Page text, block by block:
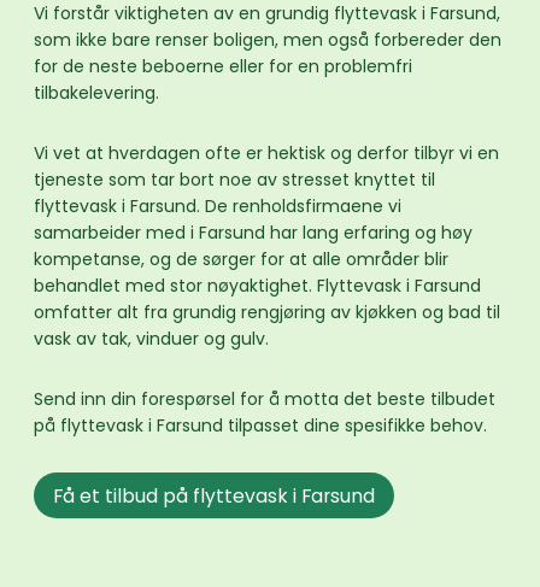
Vi forstår viktigheten av en grundig flyttevask i Farsund,
som ikke bare renser boligen, men også forbereder den
for de neste beboerne eller for en problemfri
tilbakelevering.
Vi vet at hverdagen ofte er hektisk og derfor tilbyr vi en
tjeneste som tar bort noe av stresset knyttet til
flyttevask i Farsund. De renholdsfirmaene vi
samarbeider med i Farsund har lang erfaring og høy
kompetanse, og de sørger for at alle områder blir
behandlet med stor nøyaktighet. Flyttevask i Farsund
omfatter alt fra grundig rengjøring av kjøkken og bad til
vask av tak, vinduer og gulv.
Send inn din forespørsel for å motta det beste tilbudet
på flyttevask i Farsund tilpasset dine spesifikke behov.
Få et tilbud på flyttevask i Farsund